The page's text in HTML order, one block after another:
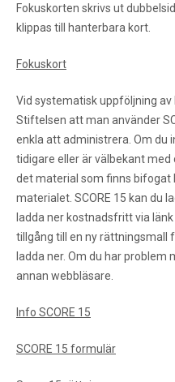
Fokuskorten skrivs ut
klippas till hanterbara kort.
Fokuskort
Vid systematisk uppföljning
Stiftelsen att man använder
enkla att administrera. Om du
tidigare eller är välbekant
det material som finns bifogat
materialet. SCORE 15 kan du
ladda ner kostnadsfritt via
tillgång till en ny rättningsmall
ladda ner. Om du har problem
annan webbläsare.
Info SCORE 15
SCORE 15 formulär